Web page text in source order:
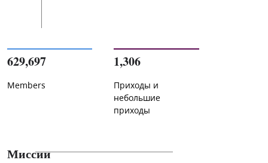
629,697
Members
1,306
Приходы и
небольшие
приходы
Миссии